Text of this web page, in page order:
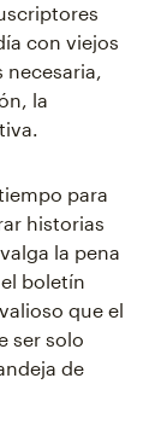
con viejos
necesaria,
la
para
historias
la pena
boletín
que el
ser solo
de